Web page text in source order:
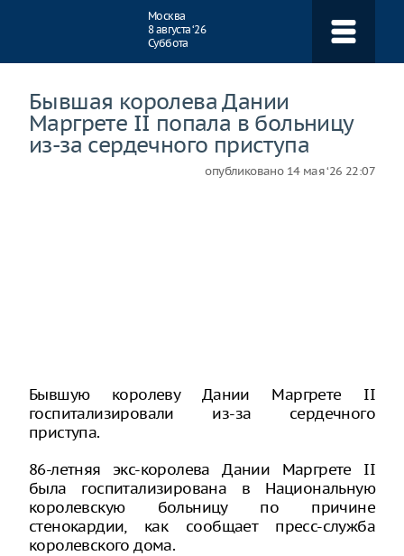
Москва
8 августа ‘26
Суббота
Бывшая королева Дании
Маргрете II попала в больницу
из-за сердечного приступа
опубликовано 14 мая ‘26 22:07
Бывшую королеву Дании Маргрете II
госпитализировали из-за сердечного
приступа.
86-летняя экс-королева Дании Маргрете II
была госпитализирована в Национальную
королевскую больницу по причине
стенокардии, как сообщает пресс-служба
королевского дома.